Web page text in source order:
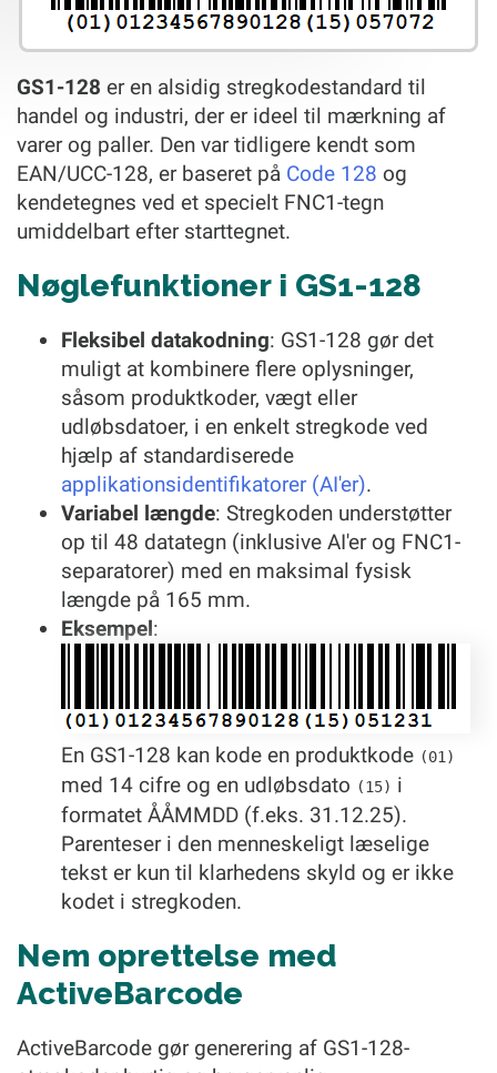
GS1-128 er en alsidig stregkodestandard til
handel og industri, der er ideel til mærkning af
varer og paller. Den var tidligere kendt som
EAN/UCC-128, er baseret på Code 128 og
kendetegnes ved et specielt FNC1-tegn
umiddelbart efter starttegnet.
Nøglefunktioner i GS1-128
Fleksibel datakodning: GS1-128 gør det
muligt at kombinere flere oplysninger,
såsom produktkoder, vægt eller
udløbsdatoer, i en enkelt stregkode ved
hjælp af standardiserede
applikationsidentifikatorer (AI'er).
Variabel længde: Stregkoden understøtter
op til 48 datategn (inklusive AI'er og FNC1-
separatorer) med en maksimal fysisk
længde på 165 mm.
Eksempel:
En GS1-128 kan kode en produktkode (01)
med 14 cifre og en udløbsdato (15) i
formatet ÅÅMMDD (f.eks. 31.12.25).
Parenteser i den menneskeligt læselige
tekst er kun til klarhedens skyld og er ikke
kodet i stregkoden.
Nem oprettelse med
ActiveBarcode
ActiveBarcode gør generering af GS1-128-